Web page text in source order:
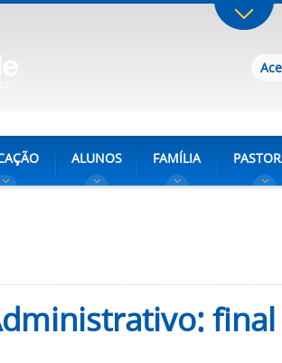
ALUNOS FAMÍLIA